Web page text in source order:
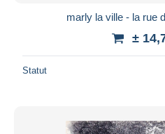
marly la ville - la rue
±
Statut